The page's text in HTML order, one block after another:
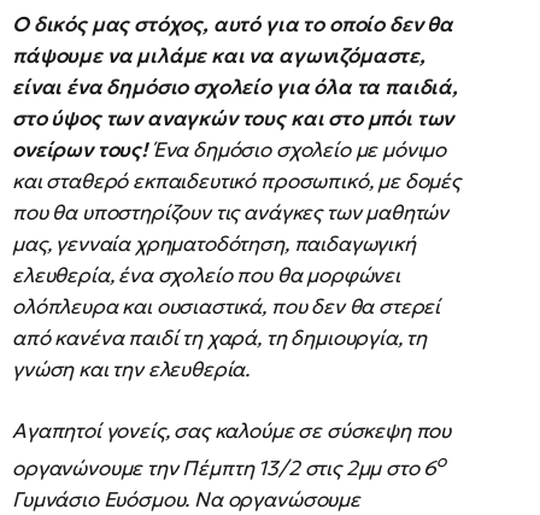
Ο δικός μας στόχος, αυτό για το οποίο δεν θα
πάψουμε να μιλάμε και να αγωνιζόμαστε,
είναι ένα δημόσιο σχολείο για όλα τα παιδιά,
στο ύψος των αναγκών τους και στο μπόι των
ονείρων τους!Ένα δημόσιο σχολείο με μόνιμο
και σταθερό εκπαιδευτικό προσωπικό, με δομές
που θα υποστηρίζουν τις ανάγκες των μαθητών
μας, γενναία χρηματοδότηση, παιδαγωγική
ελευθερία, ένα σχολείο που θα μορφώνει
ολόπλευρα και ουσιαστικά, που δεν θα στερεί
από κανένα παιδί τη χαρά, τη δημιουργία, τη
γνώση και την ελευθερία.
Αγαπητοί γονείς, σας καλούμε σε σύσκεψη που
οργανώνουμε την Πέμπτη 13/2 στις 2μμ στο 6ο
Γυμνάσιο Ευόσμου. Να οργανώσουμε